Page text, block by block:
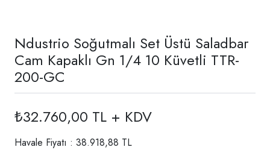
Ndustrio Soğutmalı Set Üstü Saladbar
Cam Kapaklı Gn 1/4 10 Küvetli TTR-
200-GC
₺32.760,00 TL + KDV
Havale Fiyatı : 38.918,88 TL